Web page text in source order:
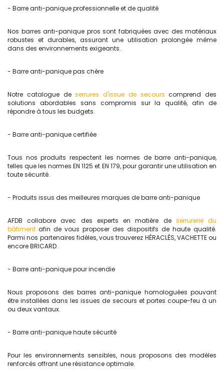
- Barre anti-panique professionnelle et de qualité
Nos barres anti-panique pros sont fabriquées avec des matériaux
robustes et durables, assurant une utilisation prolongée même
dans des environnements exigeants.
- Barre anti-panique pas chère
Notre catalogue deserrures d'issue de secours comprend des
solutions abordables sans compromis sur la qualité, afin de
répondre à tous les budgets.
- Barre anti-panique certifiée
Tous nos produits respectent les normes de barre anti-panique,
telles que les normes EN 1125 et EN 179, pour garantir une utilisation en
toute sécurité.
- Produits issus des meilleures marques de barre anti-panique
AFDB collabore avec des experts en matière de serrurerie du
bâtiment afin de vous proposer des dispositifs de haute qualité.
Parmi nos partenaires fidèles, vous trouverez HÉRACLÈS, VACHETTE ou
encore BRICARD.
- Barre anti-panique pour incendie
Nous proposons des barres anti-panique homologuées pouvant
être installées dans les issues de secours et portes coupe-feu à un
ou deux vantaux.
- Barre anti-panique haute sécurité
Pour les environnements sensibles, nous proposons des modèles
renforcés offrant une résistance optimale.